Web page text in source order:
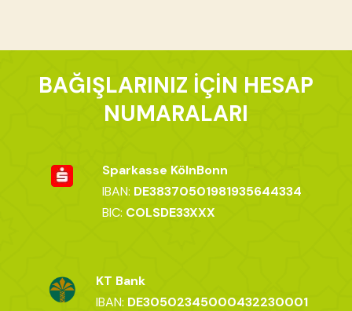
BAĞIŞLARINIZ İÇİN HESAP
NUMARALARI
Sparkasse KölnBonn
IBAN: DE38370501981935644334
BIC: COLSDE33XXX
KT Bank
IBAN: DE30502345000432230001